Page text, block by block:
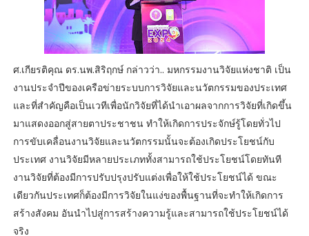
ศ.เกียรติคุณ ดร.นพ.สิริฤกษ์ กล่าวว่า.. มหกรรมงานวิจัยแห่งชาติ เป็น
งานประจำปีของเครือข่ายระบบการวิจัยและนวัตกรรมของประเทศ
และที่สำคัญคือเป็นเวทีเพื่อนักวิจัยที่ได้นำเอาผลจากการวิจัยที่เกิดขึ้น
มาแสดงออกสู่สายตาประชาชน ทำให้เกิดการประจักษ์รู้โดยทั่วไป
การขับเคลื่อนงานวิจัยและนวัตกรรมนั้นจะต้องเกิดประโยชน์กับ
ประเทศ งานวิจัยมีหลายประเภททั้งสามารถใช้ประโยชน์โดยทันที
งานวิจัยที่ต้องมีการปรับปรุงปรับแต่งเพื่อให้ใช้ประโยชน์ได้ ขณะ
เดียวกันประเทศก็ต้องมีการวิจัยในแง่ของพื้นฐานที่จะทำให้เกิดการ
สร้างสังคม อันนำไปสู่การสร้างความรู้และสามารถใช้ประโยชน์ได้
จริง